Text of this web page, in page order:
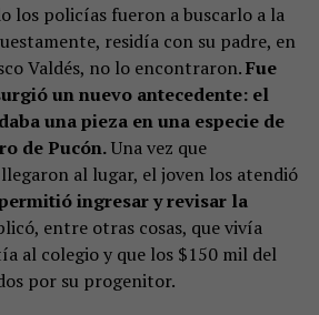
los policías fueron a buscarlo a la
residía con su padre, en
Valdés, no lo encontraron.Fue
un nuevo antecedente: el
una pieza en una especie de
de Pucón.Una vez que
al lugar, el joven los atendió
ingresar y revisar la
entre otras cosas, que vivía
al colegio y que los $150 mil del
por su progenitor.